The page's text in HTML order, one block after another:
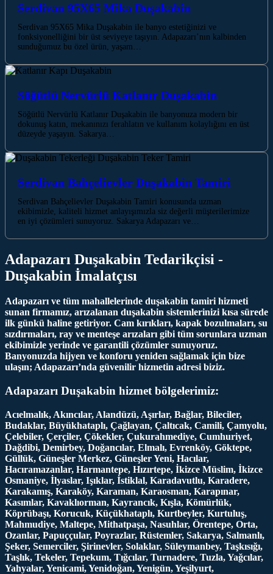
Serdivan 95X65 Mika Duşakabin
Serdivan 95X65 Mika Duşakabin ile banyo estetiğinizi ve
fonksiyonelliğini bir üst seviyeye taşıyın. Adapazarı’nın kalbinden
sunduğumuz bu özel ürün, yaşam…
Söğütlü Nervürlü Katlanır Duşakabin
Söğütlü Nervürlü Katlanır Duşakabin ile banyonuza modern bir
dokunuş katın, mekanınızı ferahlatın ve kullanım kolaylığını en üst
düzeyde yaşayın. Sakarya…
Serdivan Bahçelievler Duşakabin Tamiri
Serdivan Bahçelievler Duşakabin Tamiri konusunda uzman
ekibimizle, kaliteli hizmet anlayışımızla siz değerli müşterilerimize
en iyi çözümleri sunuyoruz. Sakarya Adapazarı ve…
Adapazarı Duşakabin Tedarikçisi -
Duşakabin İmalatçısı
Adapazarı ve tüm mahallelerinde duşakabin tamiri hizmeti
sunan firmamız, arızalanan duşakabin sistemlerinizi kısa sürede
ilk günkü haline getiriyor. Cam kırıkları, kapak bozulmaları, su
sızdırmaları, ray ve menteşe arızaları gibi tüm sorunlara uzman
ekibimizle yerinde ve garantili çözümler sunuyoruz.
Banyonuzda hijyen ve konforu yeniden sağlamak için bize
ulaşın; Adapazarı’nda güvenilir hizmetin adresi biziz.
Adapazarı Duşakabin hizmet bölgelerimiz:
Acıelmalık, Akıncılar, Alandüzü, Aşırlar, Bağlar, Bileciler,
Budaklar, Büyükhataplı, Çağlayan, Çaltıcak, Camili, Çamyolu,
Çelebiler, Çerçiler, Çökekler, Çukurahmediye, Cumhuriyet,
Dağdibi, Demirbey, Doğancılar, Elmalı, Evrenköy, Göktepe,
Güllük, Güneşler Merkez, Güneşler Yeni, Hacılar,
Hacıramazanlar, Harmantepe, Hızırtepe, İkizce Müslim, İkizce
Osmaniye, İlyaslar, Işıklar, İstiklal, Karadavutlu, Karadere,
Karakamış, Karaköy, Karaman, Karaosman, Karapınar,
Kasımlar, Kavaklıorman, Kayrancık, Kışla, Kömürlük,
Köprübaşı, Korucuk, Küçükhataplı, Kurtbeyler, Kurtuluş,
Mahmudiye, Maltepe, Mithatpaşa, Nasuhlar, Örentepe, Orta,
Ozanlar, Papuççular, Poyrazlar, Rüstemler, Sakarya, Salmanlı,
Şeker, Semerciler, Şirinevler, Solaklar, Süleymanbey, Taşkısığı,
Taşlık, Tekeler, Tepekum, Tığcılar, Turnadere, Tuzla, Yağcılar,
Yahyalar, Yenicami, Yenidoğan, Yenigün, Yeşilyurt,